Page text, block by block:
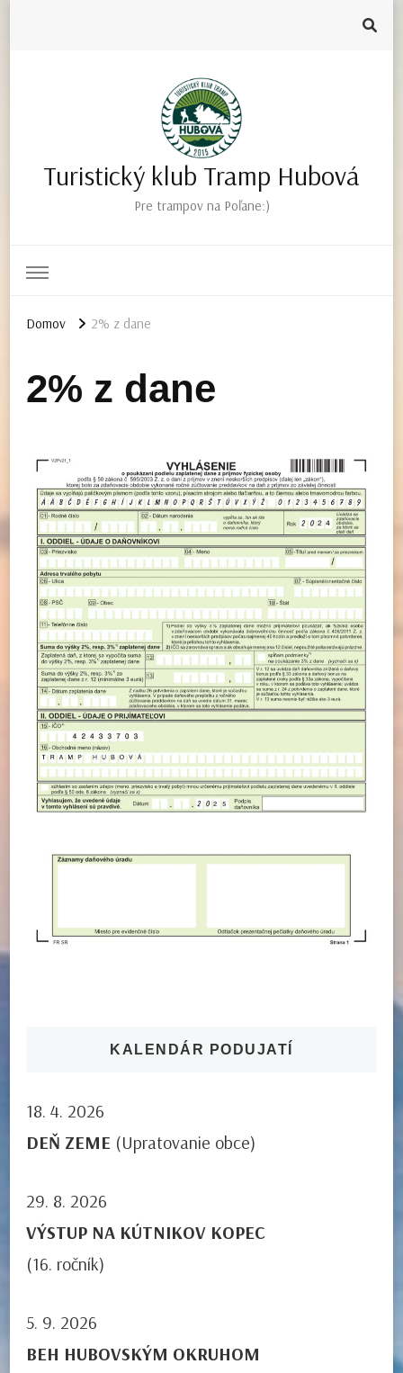
Turistický klub Tramp Hubová
Pre trampov na Poľane:)
Domov 2% z dane
2% z dane
KALENDÁR PODUJATÍ
18. 4. 2026
DEŇ ZEME (Upratovanie obce)
29. 8. 2026
VÝSTUP NA KÚTNIKOV KOPEC
(16. ročník)
5. 9. 2026
BEH HUBOVSKÝM OKRUHOM